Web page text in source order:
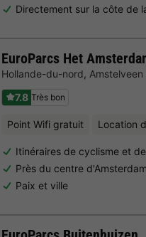
Directement sur la côte de
EuroParcs Het
Hollande-du-nord, Amstelveen
7.8 Très bon
Point Wifi gratuit Location
Itinéraires de cyclisme et
Près du centre d'Amsterdam
Paix et ville